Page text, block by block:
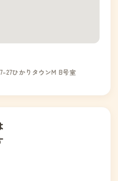
27ひかりタウンM B号室